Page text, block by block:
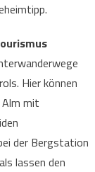
Hier können
Alm mit
der Bergstation
lassen den